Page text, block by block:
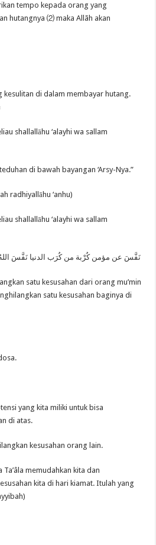
tempo kepada orang yang
hutangnya ⑵ maka Allãh akan
di dalam membayar hutang.
shallallāhu ‘alayhi wa sallam
di bawah bayangan ‘Arsy-Nya.”
radhiyallāhu ‘anhu)
shallallāhu ‘alayhi wa sallam
نَفَّسَ عن مؤمن كُرْبة من كُرَب الدنيا نَفَّسَ
satu kesusahan dari orang mu’min
satu kesusahan baginya di
yang kita miliki untuk bisa
di atas.
kesusahan orang lain.
memudahkan kita dan
kita di hari kiamat. Itulah yang